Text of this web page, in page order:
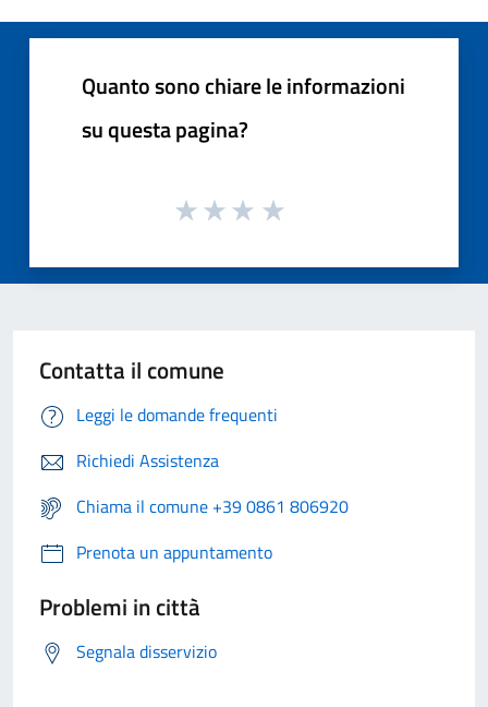
Quanto sono chiare le informazioni
su questa pagina?
Contatta il comune
Leggi le domande frequenti
Richiedi Assistenza
Chiama il comune +39 0861 806920
Prenota un appuntamento
Problemi in città
Segnala disservizio